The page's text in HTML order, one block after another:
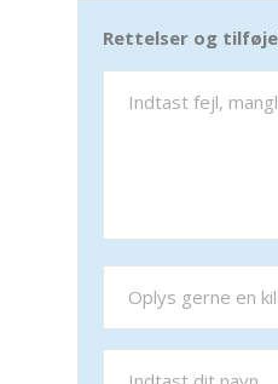
Rettelser og